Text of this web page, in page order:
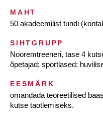
MAHT
50 akadeemilist tundi
SIHTGRUPP
Nooremtreeneri, tase 4
õpetajad; sportlased;
EESMÄRK
omandada teoreetilised
kutse taotlemiseks.